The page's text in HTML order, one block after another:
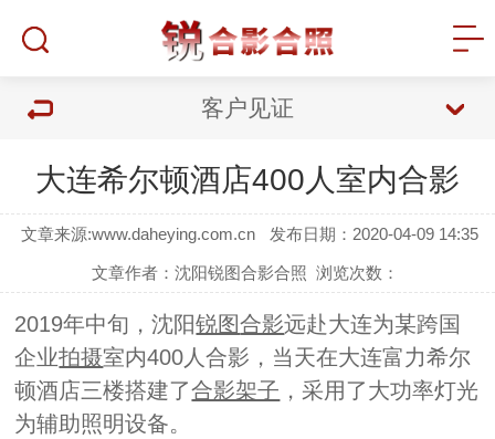
客户见证
大连希尔顿酒店400人室内合影
文章来源:www.daheying.com.cn 发布日期：2020-04-09 14:35
文章作者： 沈阳锐图合影合照 浏览次数：
2019年中旬，沈阳锐图合影远赴大连为某跨国
企业拍摄室内400人合影，当天在大连富力希尔
顿酒店三楼搭建了合影架子 ，采用了大功率灯光
为辅助照明设备。